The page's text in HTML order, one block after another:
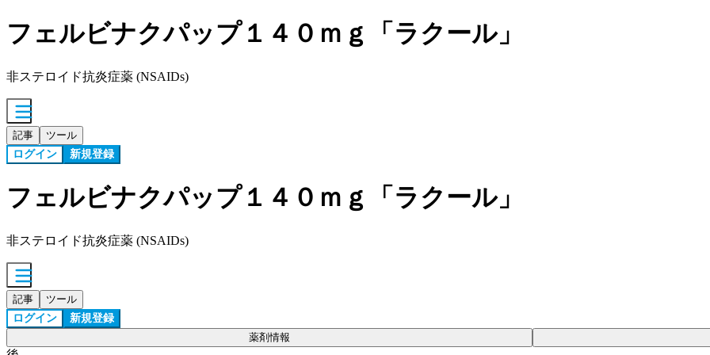
フェルビナクパップ１４０ｍｇ「ラクール」
非ステロイド抗炎症薬 (NSAIDs)
記事 ツール
ログイン 新規登録
フェルビナクパップ１４０ｍｇ「ラクール」
非ステロイド抗炎症薬 (NSAIDs)
記事 ツール
ログイン 新規登録
薬剤情報